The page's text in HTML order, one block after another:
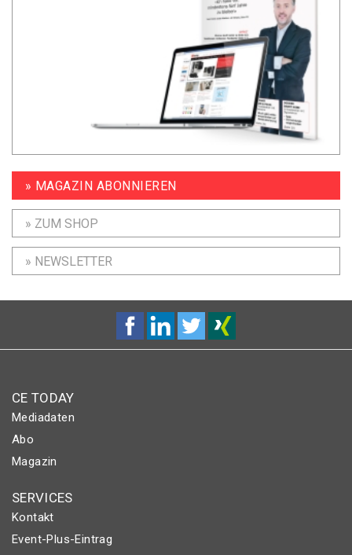
» MAGAZIN ABONNIEREN
» ZUM SHOP
» NEWSLETTER
CE TODAY
Mediadaten
Abo
Magazin
SERVICES
Kontakt
Event-Plus-Eintrag